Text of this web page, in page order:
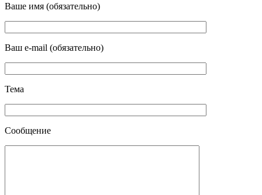
Ваше имя (обязательно)
Ваш e-mail (обязательно)
Тема
Сообщение